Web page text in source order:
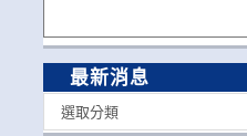
最新消息
選取分類